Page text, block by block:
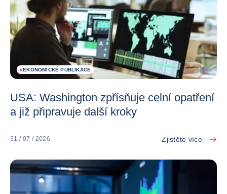
#EKONOMICKÉ PUBLIKACE
USA: Washington zpřísňuje celní opatření
a již připravuje další kroky
31 / 07 / 2026 Zjistěte více